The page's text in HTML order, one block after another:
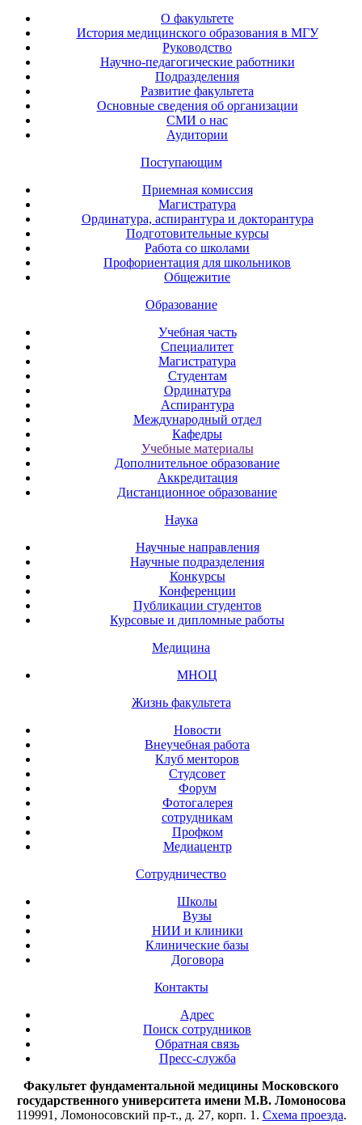
О факультете
История медицинского образования в МГУ
Руководство
Научно-педагогические работники
Подразделения
Развитие факультета
Основные сведения об организации
СМИ о нас
Аудитории
Поступающим
Приемная комиссия
Магистратура
Ординатура, аспирантура и докторантура
Подготовительные курсы
Работа со школами
Профориентация для школьников
Общежитие
Образование
Учебная часть
Специалитет
Магистратура
Студентам
Ординатура
Аспирантура
Международный отдел
Кафедры
Учебные материалы
Дополнительное образование
Аккредитация
Дистанционное образование
Наука
Научные направления
Научные подразделения
Конкурсы
Конференции
Публикации студентов
Курсовые и дипломные работы
Медицина
МНОЦ
Жизнь факультета
Новости
Внеучебная работа
Клуб менторов
Студсовет
Форум
Фотогалерея
сотрудникам
Профком
Медиацентр
Сотрудничество
Школы
Вузы
НИИ и клиники
Клинические базы
Договора
Контакты
Адрес
Поиск сотрудников
Обратная связь
Пресс-служба
Факультет фундаментальной медицины Московского
государственного университета имени М.В. Ломоносова
119991, Ломоносовский пр-т., д. 27, корп. 1. Схема проезда.